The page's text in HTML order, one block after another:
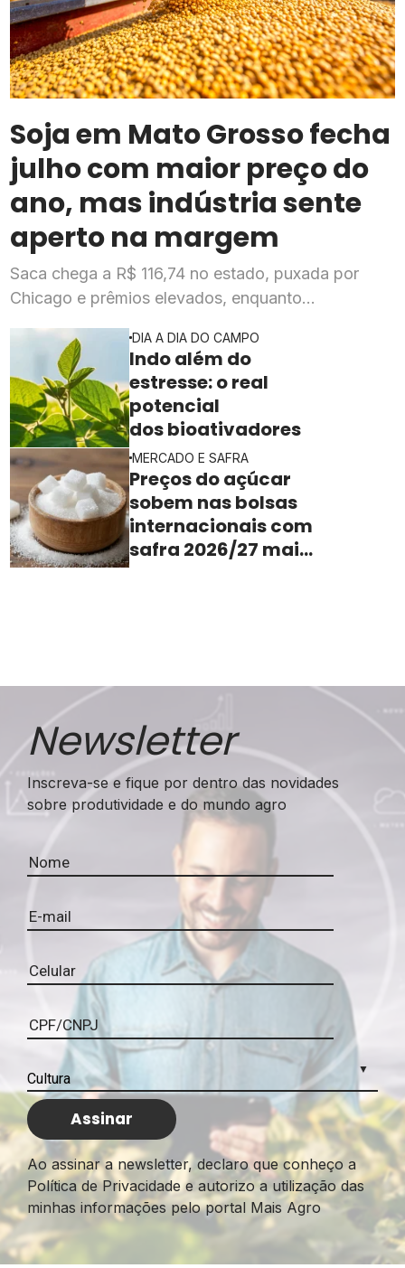
Soja em Mato Grosso fecha
julho com maior preço do
ano, mas indústria sente
aperto na margem
Saca chega a R$ 116,74 no estado, puxada por
Chicago e prêmios elevados, enquanto
rentabilidade
DIA A DIA DO CAMPO
Indo além do
estresse: o real
potencial
dos bioativadores
MERCADO E SAFRA
Preços do açúcar
sobem nas bolsas
internacionais com
safra 2026/27 mais
Newsletter
Inscreva-se e fique por dentro das novidades
sobre produtividade e do mundo agro
Ao assinar a newsletter, declaro que conheço a
Política de Privacidade e autorizo a utilização das
minhas informações pelo portal Mais Agro